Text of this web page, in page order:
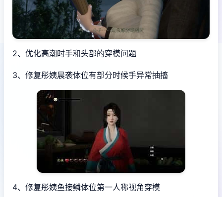
2、优化高潮时手和头部的穿模问题
3、修复彤姨晨袭体位有部分时候手异常抽搐
4、修复彤姨鱼接鳞体位第一人称视角穿模